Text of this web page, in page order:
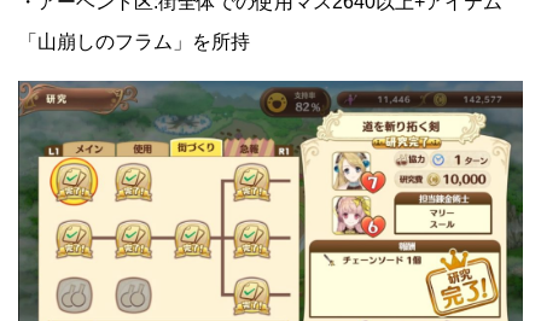
「山崩しのフラム」を所持